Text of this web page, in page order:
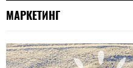
МАРКЕТИНГ